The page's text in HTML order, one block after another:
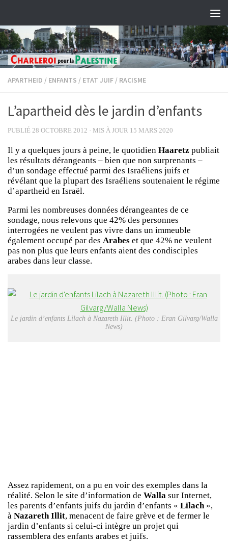
APARTHEID / ENFANTS / ETAT JUIF / RACISME
L’apartheid dès le jardin d’enfants
PUBLIÉ 28 OCTOBRE 2012 · MIS À JOUR 15 MARS 2020
Il y a quelques jours à peine, le quotidien Haaretz publiait
les résultats dérangeants – bien que non surprenants –
d’un sondage effectué parmi des Israéliens juifs et
révélant que la plupart des Israéliens soutenaient le régime
d’apartheid en Israël.
Parmi les nombreuses données dérangeantes de ce
sondage, nous relevons que 42% des personnes
interrogées ne veulent pas vivre dans un immeuble
également occupé par des Arabes et que 42% ne veulent
pas non plus que leurs enfants aient des condisciples
arabes dans leur classe.
Le jardin d’enfants Lilach à Nazareth Illit. (Photo : Eran Gilvarg/Walla
News)
Assez rapidement, on a pu en voir des exemples dans la
réalité. Selon le site d’information de Walla sur Internet,
les parents d’enfants juifs du jardin d’enfants « Lilach »,
à Nazareth Illit, menacent de faire grève et de fermer le
jardin d’enfants si celui-ci intègre un projet qui
rassemblera des enfants arabes et juifs.